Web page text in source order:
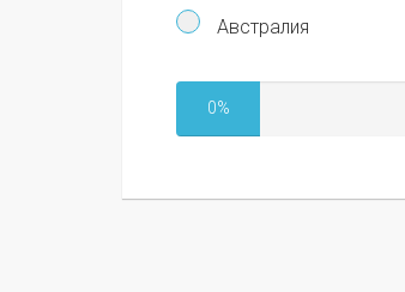
Австралия
0%